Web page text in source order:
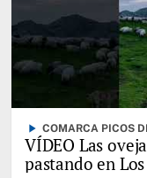
play_arrow COMARCA PICOS
VÍDEO Las
pastando en